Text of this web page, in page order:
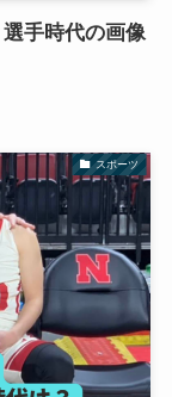
手時代の画像
スポーツ